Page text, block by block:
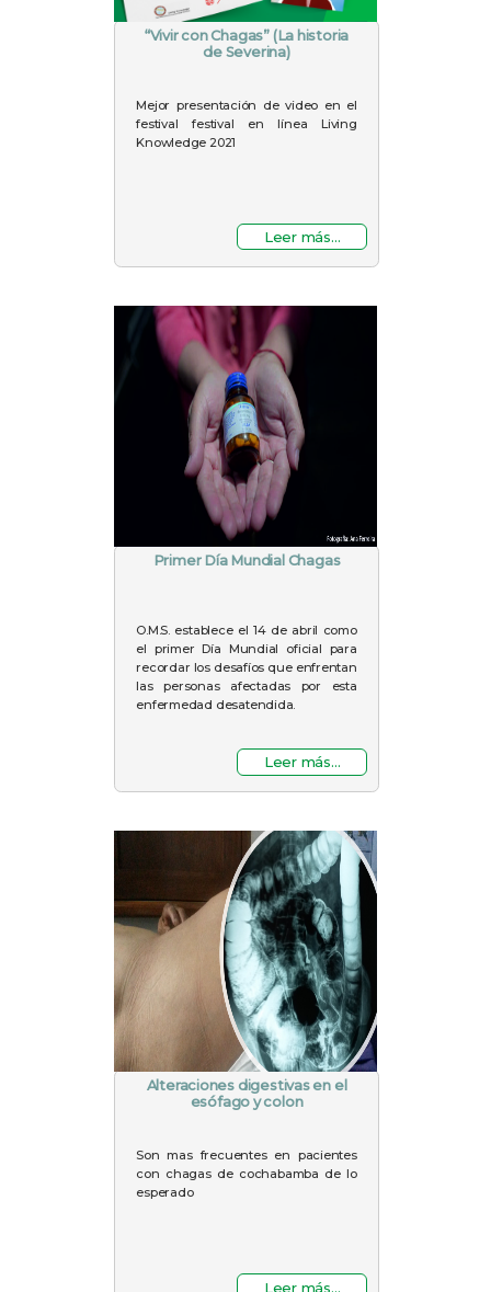
“Vivir con Chagas” (La historia
de Severina)
Mejor presentación de video en el
festival festival en línea Living
Knowledge 2021
Leer más...
Primer Día Mundial Chagas
O.M.S. establece el 14 de abril como
el primer Día Mundial oficial para
recordar los desafíos que enfrentan
las personas afectadas por esta
enfermedad desatendida.
Leer más...
Alteraciones digestivas en el
esófago y colon
Son mas frecuentes en pacientes
con chagas de cochabamba de lo
esperado
Leer más...